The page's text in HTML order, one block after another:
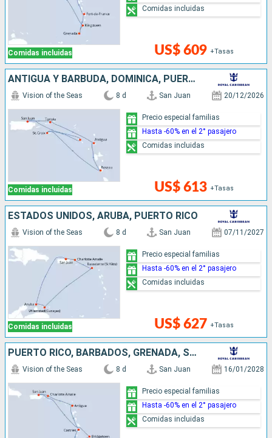
Comidas incluidas US$ 609 +Tasas
Comidas incluidas
ANTIGUA Y BARBUDA, DOMINICA, PUERTO RICO
Comidas incluidas
Vision of the Seas 8 d San Juan 20/12/2026
US$ 613 +Tasas
Precio especial familias
Hasta -60% en el 2° pasajero
Comidas incluidas
ESTADOS UNIDOS, ARUBA, PUERTO RICO
Comidas incluidas
Vision of the Seas 8 d San Juan 07/11/2027
US$ 627 +Tasas
Precio especial familias
Hasta -60% en el 2° pasajero
Comidas incluidas
PUERTO RICO, BARBADOS, GRENADA, SANTA LUCIA, ANTIGUA Y BARBUDA, ESTADOS UNIDOS
Vision of the Seas 8 d San Juan 16/01/2028
Precio especial familias
Hasta -60% en el 2° pasajero
Comidas incluidas